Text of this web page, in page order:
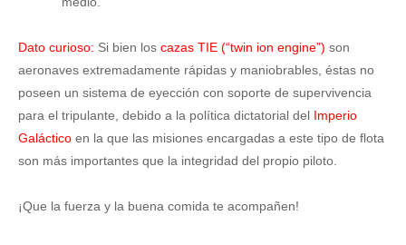
Dato curioso: Si bien los cazas TIE (“twin ion engine”) son
aeronaves extremadamente rápidas y maniobrables, éstas no
poseen un sistema de eyección con soporte de supervivencia
para el tripulante, debido a la política dictatorial del Imperio
Galáctico en la que las misiones encargadas a este tipo de flota
son más importantes que la integridad del propio piloto.
¡Que la fuerza y la buena comida te acompañen!